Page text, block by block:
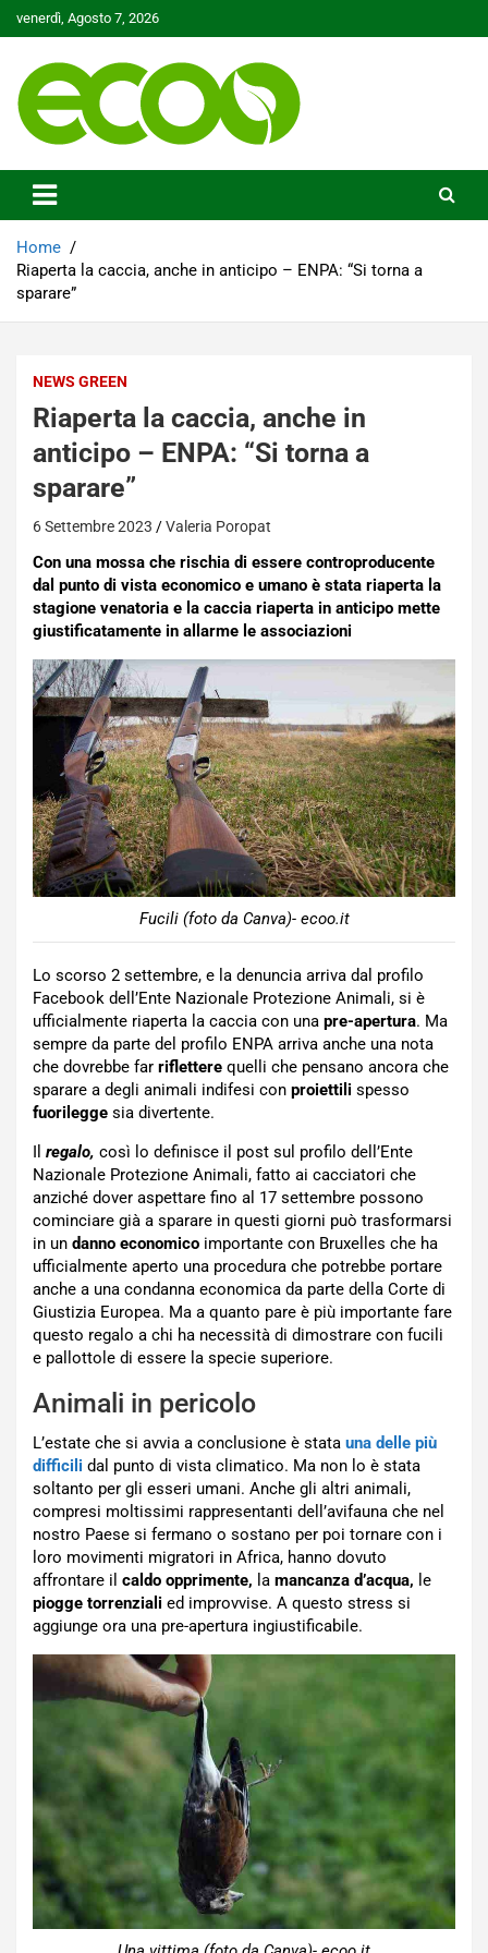
to
venerdì, Agosto 7, 2026
Ecoo.it
Home
Riaperta la caccia, anche in anticipo – ENPA: “Si torna a
sparare”
NEWS GREEN
Riaperta la caccia, anche in
anticipo – ENPA: “Si torna a
sparare”
6 Settembre 2023 Valeria Poropat
Con una mossa che rischia di essere controproducente
dal punto di vista economico e umano è stata riaperta la
stagione venatoria e la caccia riaperta in anticipo mette
giustificatamente in allarme le associazioni
Fucili (foto da Canva)- ecoo.it
Lo scorso 2 settembre, e la denuncia arriva dal profilo
Facebook dell’Ente Nazionale Protezione Animali, si è
ufficialmente riaperta la caccia con una pre-apertura. Ma
sempre da parte del profilo ENPA arriva anche una nota
che dovrebbe far riflettere quelli che pensano ancora che
sparare a degli animali indifesi con proiettili spesso
fuorilegge sia divertente.
Il regalo, così lo definisce il post sul profilo dell’Ente
Nazionale Protezione Animali, fatto ai cacciatori che
anziché dover aspettare fino al 17 settembre possono
cominciare già a sparare in questi giorni può trasformarsi
in un danno economico importante con Bruxelles che ha
ufficialmente aperto una procedura che potrebbe portare
anche a una condanna economica da parte della Corte di
Giustizia Europea. Ma a quanto pare è più importante fare
questo regalo a chi ha necessità di dimostrare con fucili
e pallottole di essere la specie superiore.
Animali in pericolo
L’estate che si avvia a conclusione è stata una delle più
difficili dal punto di vista climatico. Ma non lo è stata
soltanto per gli esseri umani. Anche gli altri animali,
compresi moltissimi rappresentanti dell’avifauna che nel
nostro Paese si fermano o sostano per poi tornare con i
loro movimenti migratori in Africa, hanno dovuto
affrontare il caldo opprimente, la mancanza d’acqua, le
piogge torrenziali ed improvvise. A questo stress si
aggiunge ora una pre-apertura ingiustificabile.